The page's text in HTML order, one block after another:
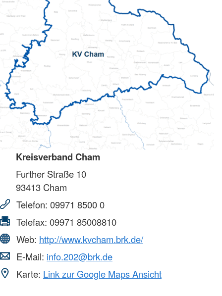
Kreisverband Cham
Further Straße 10
93413 Cham
Telefon: 09971 8500 0
Telefax: 09971 85008810
Web: http://www.kvcham.brk.de/
E-Mail: info.202@brk.de
Karte: Link zur Google Maps Ansicht